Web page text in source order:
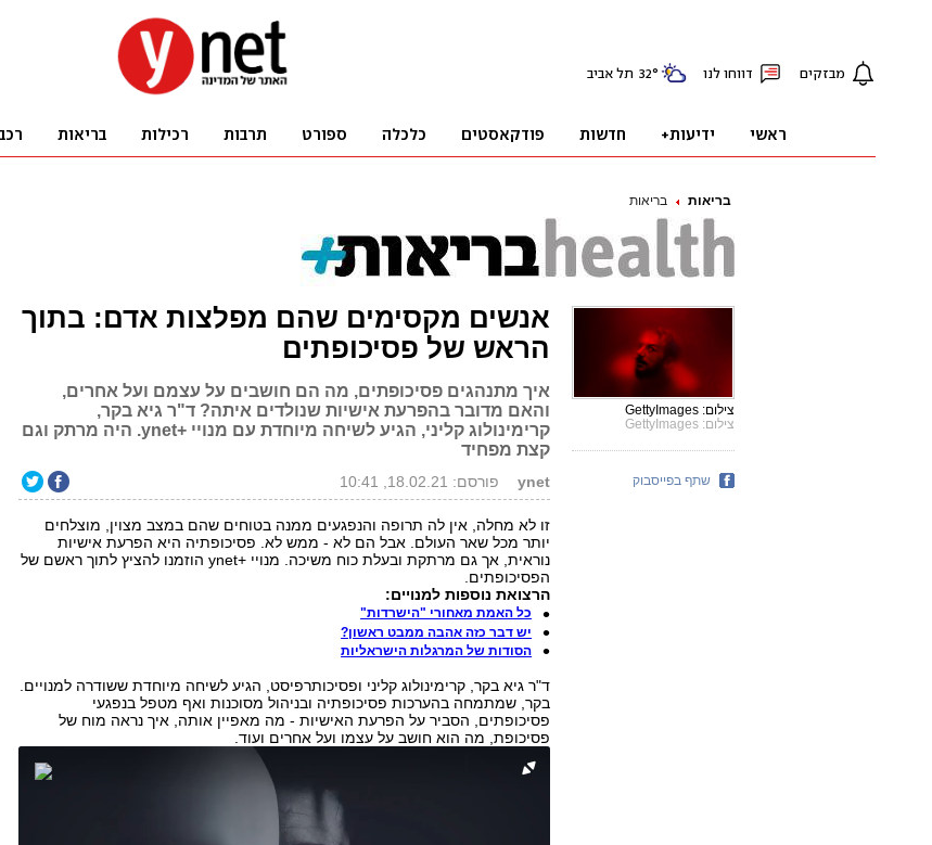
בריאות בריאות
אנשים מקסימים שהם מפלצות אדם: בתוך
הראש של פסיכופתים
איך מתנהגים פסיכופתים, מה הם חושבים על עצמם ועל אחרים,
והאם מדובר בהפרעת אישיות שנולדים איתה? ד"ר גיא בקר,
קרימינולוג קליני, הגיע לשיחה מיוחדת עם מנויי +ynet. היה מרתק וגם
קצת מפחיד
ynet פורסם: 18.02.21, 10:41
זו לא מחלה, אין לה תרופה והנפגעים ממנה בטוחים שהם במצב מצוין, מוצלחים
יותר מכל שאר העולם. אבל הם לא - ממש לא. פסיכופתיה היא הפרעת אישיות
נוראית, אך גם מרתקת ובעלת כוח משיכה. מנויי +ynet הוזמנו להציץ לתוך ראשם של
הפסיכופתים.
הרצואת נוספות למנויים:
כל האמת מאחורי "הישרדות"
יש דבר כזה אהבה ממבט ראשון?
הסודות של המרגלות הישראליות
ד"ר גיא בקר, קרימינולוג קליני ופסיכותרפיסט, הגיע לשיחה מיוחדת ששודרה למנויים.
בקר, שמתמחה בהערכות פסיכופתיה ובניהול מסוכנות ואף מטפל בנפגעי
פסיכופתים, הסביר על הפרעת האישיות - מה מאפיין אותה, איך נראה מוח של
פסיכופת, מה הוא חושב על עצמו ועל אחרים ועוד.
צילום: GettyImages
צילום: GettyImages
שתף בפייסבוק